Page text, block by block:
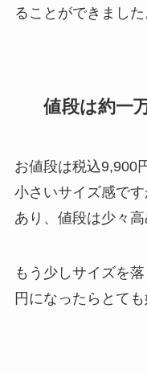
ることができました
値段は約一
お値段は税込9,900
小さいサイズ感で
あり、値段は少々高
もう少しサイズを
円になったらとて